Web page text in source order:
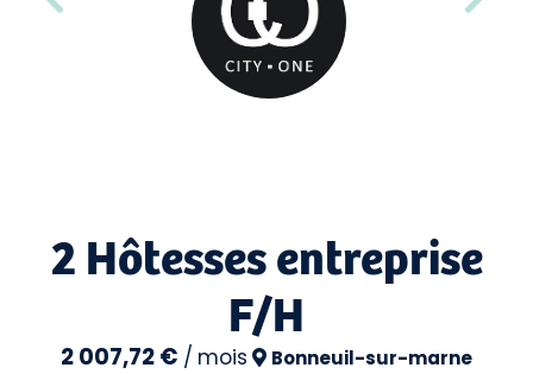
2 Hôtesses entreprise
F/H
2 007,72 € / mois
Bonneuil-sur-marne